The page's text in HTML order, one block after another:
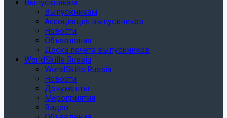
Выпускникам
Выпускникам
Ассоциация выпускников
Новости
Объявления
Доска почета выпускников
WorldSkills Russia
WorldSkills Russia
Новости
Документы
Мероприятия
Видео